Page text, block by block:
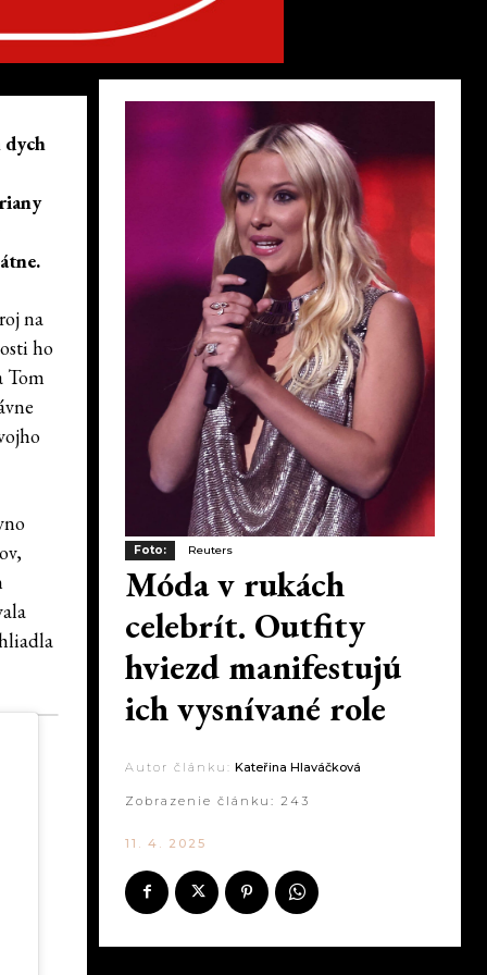
dych
na
ho
Tom
Foto: Reuters
Móda v rukách
celebrít. Outfity
hviezd manifestujú
ich vysnívané role
Autor článku: Kateřina Hlaváčková
Zobrazenie článku: 243
11. 4. 2025